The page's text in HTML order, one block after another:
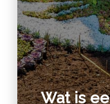
Wat is